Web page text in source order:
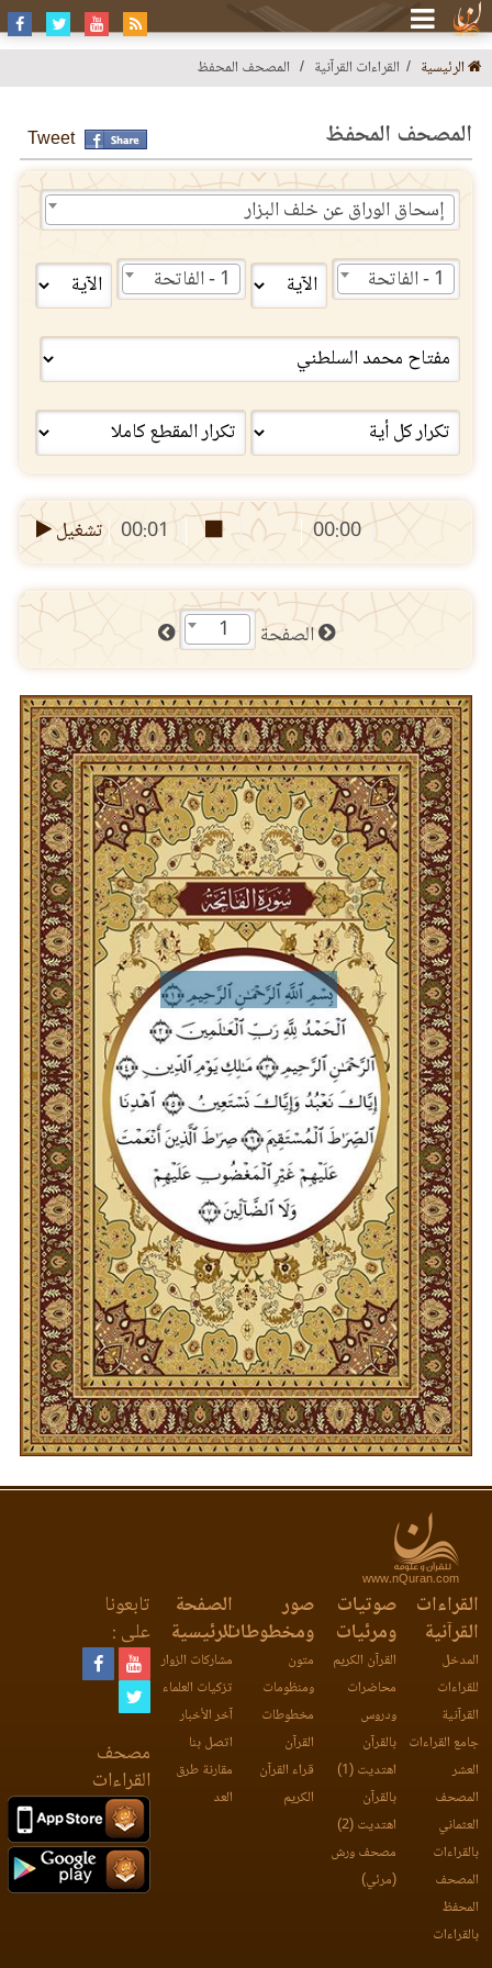
الرئيسية القراءات القرآنية المصحف المحفظ
المصحف المحفظ Tweet
إسحاق الوراق عن خلف البزار
1 - الفاتحة 1 - الفاتحة
00:00
00:01 تشغيل
الصفحة 1
www.nQuran.com
القراءات
القرآنية
المدخل
للقراءات
القرآنية
جامع القراءات
العشر
المصحف
العثماني
بالقراءات
المصحف
المحفظ
بالقراءات
صوتيات
ومرئيات
القرآن الكريم
محاضرات
ودروس
بالقرآن
اهتديت (1)
بالقرآن
اهتديت (2)
مصحف ورش
(مرئي)
صور
ومخطوطات
متون
ومنظومات
مخطوطات
القرآن
قراء القرآن
الكريم
الصفحة
الرئيسية
مشاركات الزوار
تزكيات العلماء
آخر الأخبار
اتصل بنا
مقارنة طرق
العد
تابعونا
على :
مصحف
القراءات